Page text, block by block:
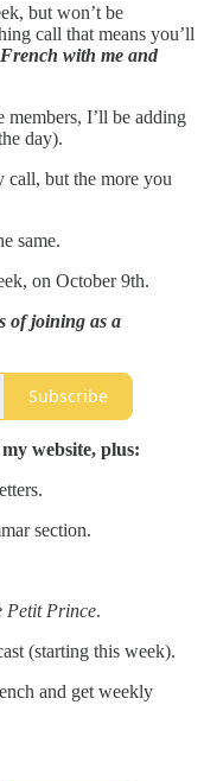
but won’t be
call that means you’ll
with me and
I’ll be adding
day).
call, but the more you
same.
on October 9th.
of joining as a
Subscribe
website, plus:
section.
Petit Prince.
(starting this week).
and get weekly